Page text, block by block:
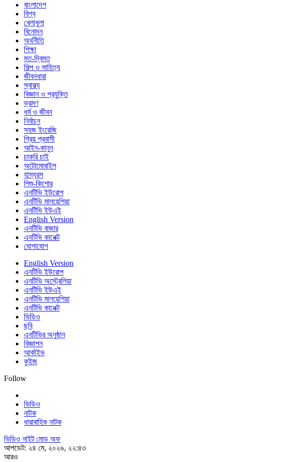
বাংলাদেশ
বিশ্ব
খেলাধুলা
বিনোদন
অর্থনীতি
শিক্ষা
মত-দ্বিমত
শিল্প ও সাহিত্য
জীবনধারা
স্বাস্থ্য
বিজ্ঞান ও প্রযুক্তি
ভ্রমণ
ধর্ম ও জীবন
নির্বাচন
সহজ ইংরেজি
প্রিয় প্রবাসী
আইন-কানুন
চাকরি চাই
অটোমোবাইল
হাস্যরস
শিশু-কিশোর
এনটিভি ইউরোপ
এনটিভি মালয়েশিয়া
এনটিভি ইউএই
English Version
এনটিভি বাজার
এনটিভি কানেক্ট
যোগাযোগ
English Version
এনটিভি ইউরোপ
এনটিভি অস্ট্রেলিয়া
এনটিভি ইউএই
এনটিভি মালয়েশিয়া
এনটিভি কানেক্ট
ভিডিও
ছবি
এনটিভির অনুষ্ঠান
বিজ্ঞাপন
আর্কাইভ
কুইজ
Follow
ভিডিও
নাটক
ধারাবাহিক নাটক
ভিডিও নাইট মোড অফ
আপডেট: ২৪ মে, ২০২৬, ২২:৪৩
আরও